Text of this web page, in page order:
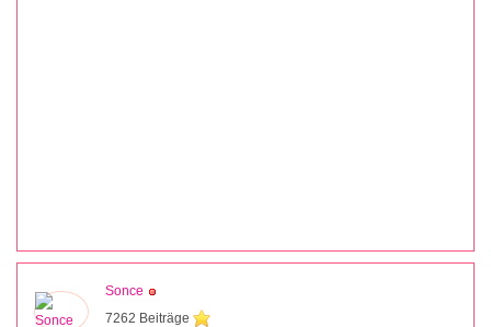
Sonce
7262 Beiträge